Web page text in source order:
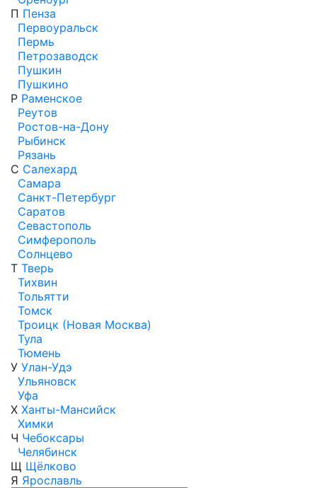
П Пенза
Первоуральск
Пермь
Петрозаводск
Пушкин
Пушкино
Р Раменское
Реутов
Ростов-на-Дону
Рыбинск
Рязань
С Салехард
Самара
Санкт-Петербург
Саратов
Севастополь
Симферополь
Солнцево
Т Тверь
Тихвин
Тольятти
Томск
Троицк (Новая Москва)
Тула
Тюмень
У Улан-Удэ
Ульяновск
Уфа
Х Ханты-Мансийск
Химки
Ч Чебоксары
Челябинск
Щ Щёлково
Я Ярославль